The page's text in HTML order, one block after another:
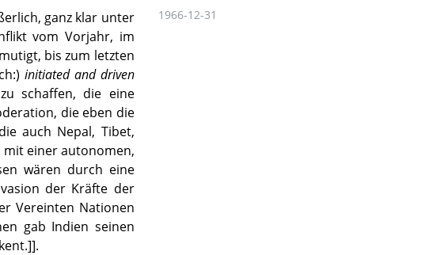
1966-12-31
ganz klar unter
vom Vorjahr, im
bis zum letzten
initiated and driven
schaffen, die eine
die eben die
auch Nepal, Tibet,
mit einer autonomen,
wären durch eine
der Kräfte der
Vereinten Nationen
gab Indien seinen